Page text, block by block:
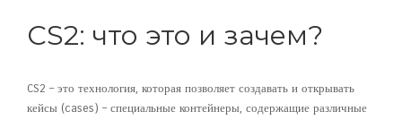
CS2: что это и зачем?
CS2 – это технология, которая позволяет создавать и открывать
кейсы (cases) – специальные контейнеры, содержащие различные